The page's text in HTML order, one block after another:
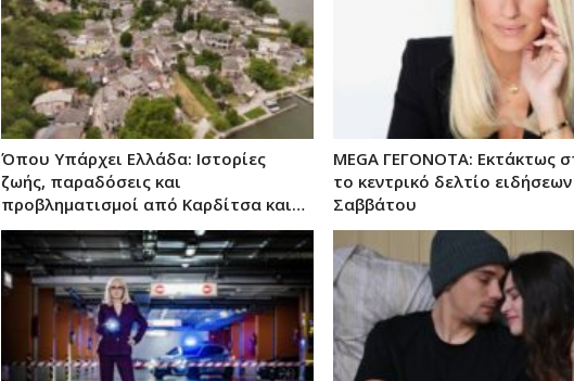
Όπου Υπάρχει Ελλάδα: Ιστορίες
ζωής, παραδόσεις και
προβληματισμοί από Καρδίτσα και…
MEGA ΓΕΓΟΝΟΤΑ: Εκτάκτως
το κεντρικό δελτίο
Σαββάτου